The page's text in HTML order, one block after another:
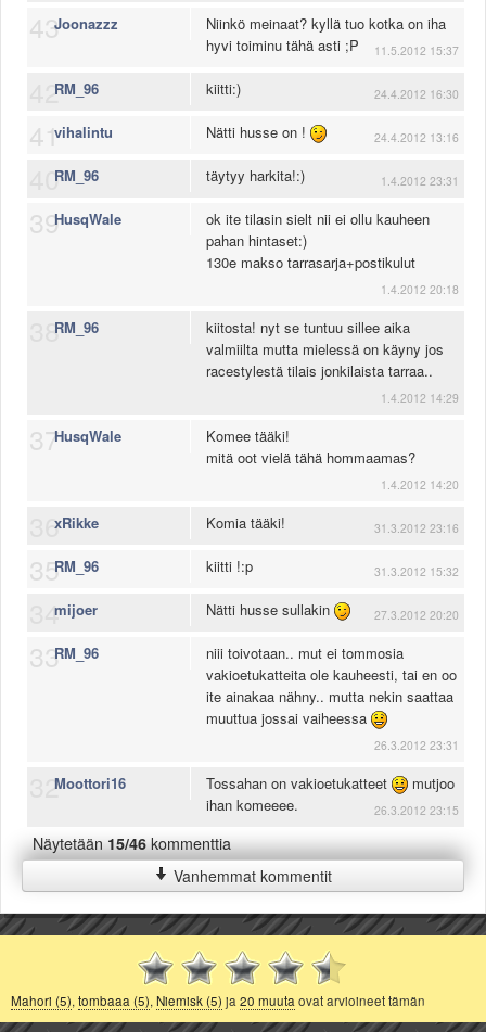
43Joonazzz
Niinkö meinaat? kyllä tuo kotka on iha
hyvi toiminu tähä asti ;P
11.5.2012 15:37
42RM_96 kiitti:) 24.4.2012 16:30
41vihalintu Nätti husse on ! 24.4.2012 13:16
40RM_96 täytyy harkita!:) 1.4.2012 23:31
39HusqWale
ok ite tilasin sielt nii ei ollu kauheen
pahan hintaset:)
130e makso tarrasarja+postikulut
1.4.2012 20:18
38RM_96
kiitosta! nyt se tuntuu sillee aika
valmiilta mutta mielessä on käyny jos
racestylestä tilais jonkilaista tarraa..
1.4.2012 14:29
37HusqWale
Komee tääki!
mitä oot vielä tähä hommaamas?
1.4.2012 14:20
36xRikke Komia tääki! 31.3.2012 23:16
35RM_96 kiitti !:p 31.3.2012 15:32
34mijoer Nätti husse sullakin 27.3.2012 20:20
33RM_96
niii toivotaan.. mut ei tommosia
vakioetukatteita ole kauheesti, tai en oo
ite ainakaa nähny.. mutta nekin saattaa
muuttua jossai vaiheessa
26.3.2012 23:31
32Moottori16 Tossahan on vakioetukatteet
mutjoo
ihan komeeee.
26.3.2012 23:15
Näytetään15/46kommenttia
Vanhemmat kommentit
Mahori (5),tombaaa (5),Niemisk (5) ja20 muutaovat arvioineet tämän